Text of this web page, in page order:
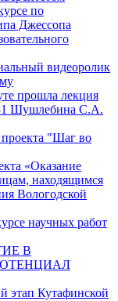
по
Джессопа
видеоролик
прошла лекция
Шушлебина С.А.
проекта "Шаг во
«Оказание
находящимся
Вологодской
научных работ
В
этап Кутафинской